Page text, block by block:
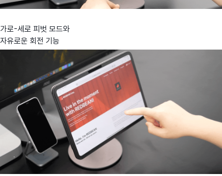
가로-세로 피벗 모드와
자유로운 회전 기능